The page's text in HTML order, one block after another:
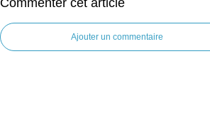
Commenter cet article
Ajouter un commentaire